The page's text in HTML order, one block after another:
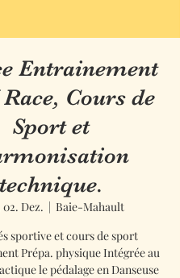
Entrainement
Cours de
Sport et
technique.
Dez.
  |
Baie-Mahault
sportive et cours de sport
Prépa. physique Intégrée au
le pédalage en Danseuse